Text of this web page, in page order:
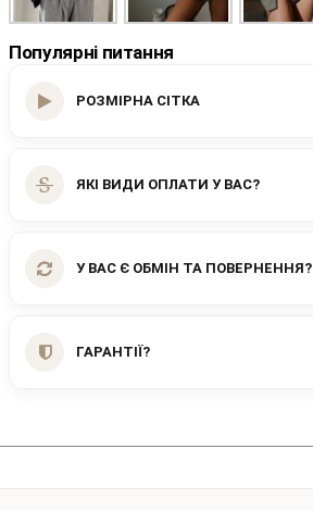
Популярні питання
РОЗМІРНА СІТКА
ЯКІ ВИДИ ОПЛАТИ У ВАС?
У ВАС Є ОБМІН ТА ПОВЕРНЕННЯ?
ГАРАНТІЇ?